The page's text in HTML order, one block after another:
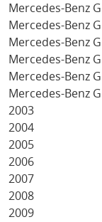
Mercedes-Benz
Mercedes-Benz
Mercedes-Benz
Mercedes-Benz
Mercedes-Benz
Mercedes-Benz
2003
2004
2005
2006
2007
2008
2009